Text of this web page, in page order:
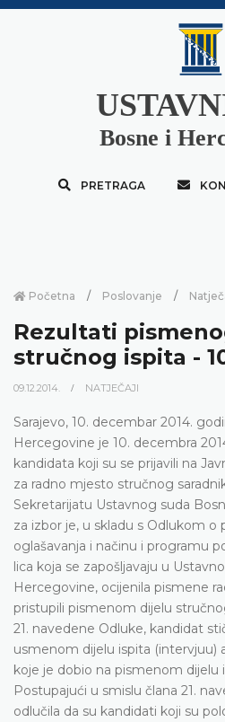
Bosne i
PRETRAGA
Početna Poslovanje
Rezultati
stručnog ispita -
09.12.2014. NATJEČAJI
Sarajevo, 10. decembar 2014.
Hercegovine je 10. decembra
kandidata koji su se prijavili na
za radno mjesto stručnog
Sekretarijatu Ustavnog suda
za izbor je, u skladu s Odlukom o
oglašavanja i načinu i programu
lica koja se zapošljavaju u
Hercegovine, ocijenila pismene
pristupili pismenom dijelu
21. navedene Odluke, kandidat
usmenom dijelu ispita (intervjuu)
koje je dobio na pismenom dijelu
Postupajući u smislu člana 21.
odlučila da su kandidati koji su